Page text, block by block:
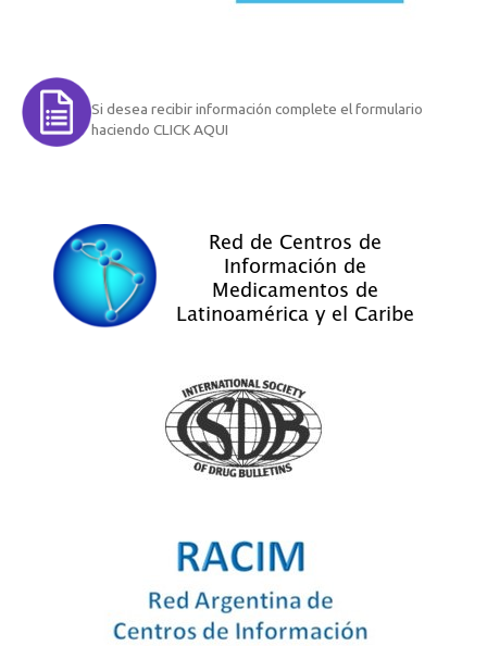
Si desea recibir información complete el formulario
haciendo CLICK AQUI